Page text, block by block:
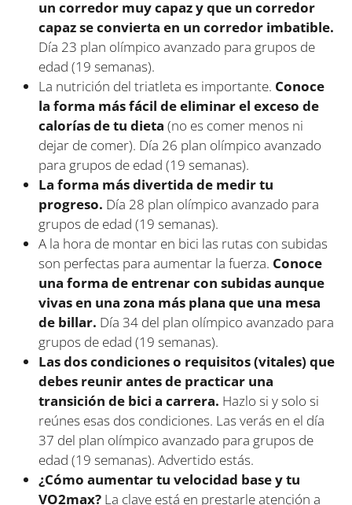
un corredor muy capaz y que un corredor
capaz se convierta en un corredor imbatible.
Día 23 plan olímpico avanzado para grupos de
edad (19 semanas).
La nutrición del triatleta es importante. Conoce
la forma más fácil de eliminar el exceso de
calorías de tu dieta (no es comer menos ni
dejar de comer). Día 26 plan olímpico avanzado
para grupos de edad (19 semanas).
La forma más divertida de medir tu
progreso. Día 28 plan olímpico avanzado para
grupos de edad (19 semanas).
A la hora de montar en bici las rutas con subidas
son perfectas para aumentar la fuerza. Conoce
una forma de entrenar con subidas aunque
vivas en una zona más plana que una mesa
de billar. Día 34 del plan olímpico avanzado para
grupos de edad (19 semanas).
Las dos condiciones o requisitos (vitales) que
debes reunir antes de practicar una
transición de bici a carrera. Hazlo si y solo si
reúnes esas dos condiciones. Las verás en el día
37 del plan olímpico avanzado para grupos de
edad (19 semanas). Advertido estás.
¿Cómo aumentar tu velocidad base y tu
VO2max? La clave está en prestarle atención a